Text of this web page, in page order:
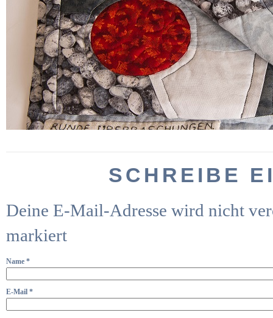
SCHREIBE
Deine E-Mail-Adresse wird nicht
markiert
Name *
E-Mail *